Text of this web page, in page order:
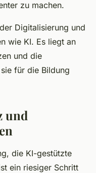
zu machen.
Digitalisierung und
wie KI. Es liegt an
und die
für die Bildung
und
die KI-gestützte
ein riesiger Schritt